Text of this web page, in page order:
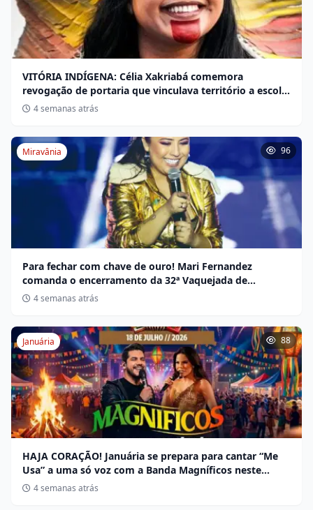
VITÓRIA INDÍGENA: Célia Xakriabá comemora
revogação de portaria que vinculava território a escola
não indígena
4 semanas atrás
Miravânia 96
Para fechar com chave de ouro! Mari Fernandez
comanda o encerramento da 32ª Vaquejada de
Miravânia hoje
4 semanas atrás
Januária 88
HAJA CORAÇÃO! Januária se prepara para cantar “Me
Usa” a uma só voz com a Banda Magníficos neste
sábado
4 semanas atrás